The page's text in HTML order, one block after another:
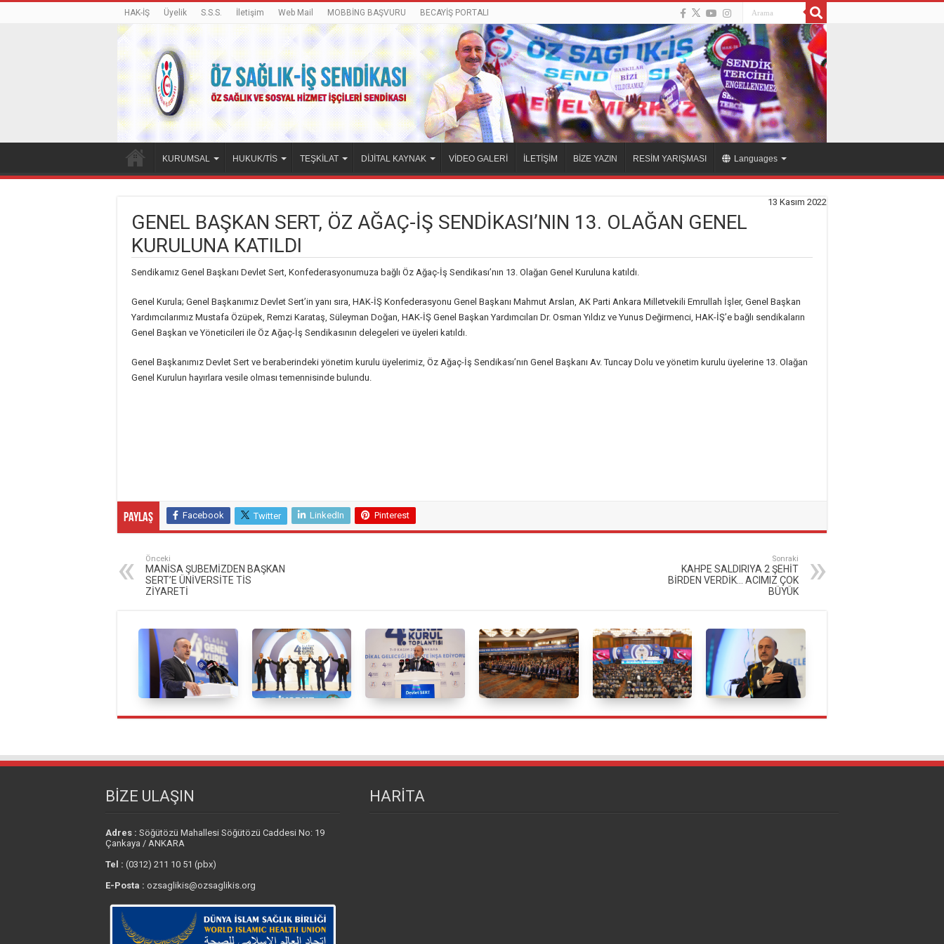
HAK-İŞ Üyelik S.S.S. İletişim Web Mail MOBBİNG BAŞVURU BECAYİŞ PORTALI
KURUMSAL HUKUK/TİS TEŞKİLAT DİJİTAL KAYNAK VİDEO GALERİ İLETİŞİM BİZE YAZIN RESİM YARIŞMASI Languages
13 Kasım 2022
GENEL BAŞKAN SERT, ÖZ AĞAÇ-İŞ SENDİKASI’NIN 13. OLAĞAN GENEL
KURULUNA KATILDI
Sendikamız Genel Başkanı Devlet Sert, Konfederasyonumuza bağlı Öz Ağaç-İş Sendikası’nın 13. Olağan Genel Kuruluna katıldı.
Genel Kurula; Genel Başkanımız Devlet Sert’in yanı sıra, HAK-İŞ Konfederasyonu Genel Başkanı Mahmut Arslan, AK Parti Ankara Milletvekili Emrullah İşler, Genel Başkan
Yardımcılarımız Mustafa Özüpek, Remzi Karataş, Süleyman Doğan, HAK-İŞ Genel Başkan Yardımcıları Dr. Osman Yıldız ve Yunus Değirmenci, HAK-İŞ’e bağlı sendikaların
Genel Başkan ve Yöneticileri ile Öz Ağaç-İş Sendikasının delegeleri ve üyeleri katıldı.
Genel Başkanımız Devlet Sert ve beraberindeki yönetim kurulu üyelerimiz, Öz Ağaç-İş Sendikası’nın Genel Başkanı Av. Tuncay Dolu ve yönetim kurulu üyelerine 13. Olağan
Genel Kurulun hayırlara vesile olması temennisinde bulundu.
Paylaş Facebook Twitter LinkedIn Pinterest
Önceki
MANİSA ŞUBEMİZDEN BAŞKAN
SERT’E ÜNİVERSİTE TİS
ZİYARETİ
Sonraki
KAHPE SALDIRIYA 2 ŞEHİT
BİRDEN VERDİK… ACIMIZ ÇOK
BÜYÜK
BİZE ULAŞIN
Adres : Söğütözü Mahallesi Söğütözü Caddesi No: 19
Çankaya / ANKARA
Tel : (0312) 211 10 51 (pbx)
E-Posta : ozsaglikis@ozsaglikis.org
HARİTA